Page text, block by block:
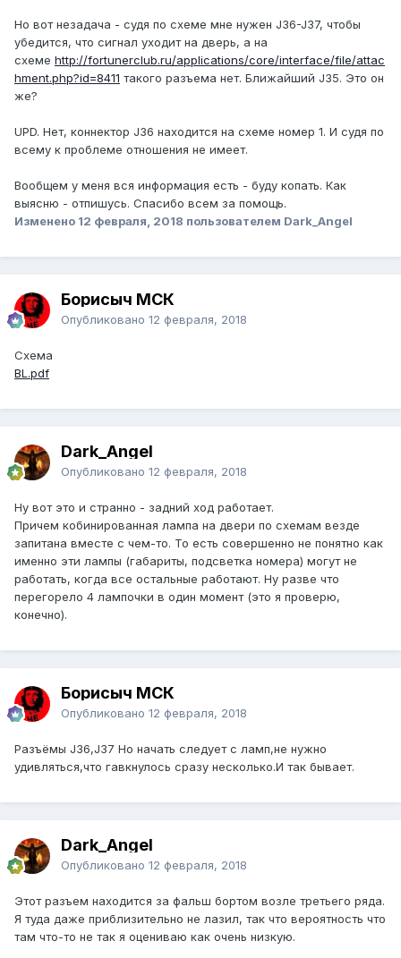
Но вот незадача - судя по схеме мне нужен J36-J37, чтобы
убедится, что сигнал уходит на дверь, а на
схеме http://fortunerclub.ru/applications/core/interface/file/attac
hment.php?id=8411 такого разъема нет. Ближайший J35. Это он
же?
UPD. Нет, коннектор J36 находится на схеме номер 1. И судя по
всему к проблеме отношения не имеет.
Вообщем у меня вся информация есть - буду копать. Как
выясню - отпишусь. Спасибо всем за помощь.
Изменено 12 февраля, 2018 пользователем Dark_Angel
Борисыч МСК
Опубликовано 12 февраля, 2018
Схема
BL.pdf
Dark_Angel
Опубликовано 12 февраля, 2018
Ну вот это и странно - задний ход работает.
Причем кобинированная лампа на двери по схемам везде
запитана вместе с чем-то. То есть совершенно не понятно как
именно эти лампы (габариты, подсветка номера) могут не
работать, когда все остальные работают. Ну разве что
перегорело 4 лампочки в один момент (это я проверю,
конечно).
Борисыч МСК
Опубликовано 12 февраля, 2018
Разъёмы J36,J37 Но начать следует с ламп,не нужно
удивляться,что гавкнулось сразу несколько.И так бывает.
Dark_Angel
Опубликовано 12 февраля, 2018
Этот разъем находится за фальш бортом возле третьего ряда.
Я туда даже приблизительно не лазил, так что вероятность что
там что-то не так я оцениваю как очень низкую.